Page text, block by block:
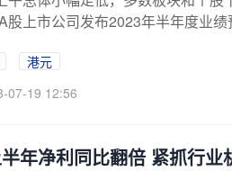
股上市公司发布2023年半年度业
港元
07-19 12:56
年净利同比翻倍 紧抓行业